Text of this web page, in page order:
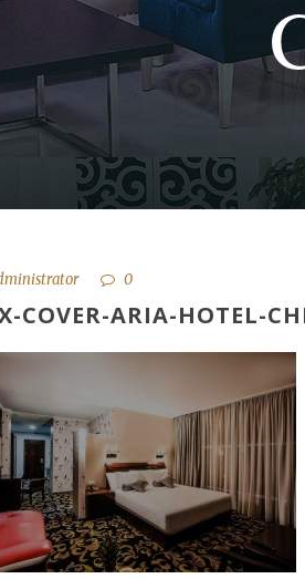
0
COVER-ARIA-HOTEL-